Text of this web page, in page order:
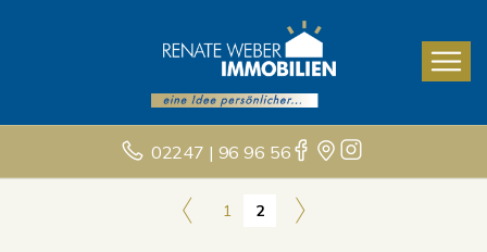
02247 | 96 96 56
1 2